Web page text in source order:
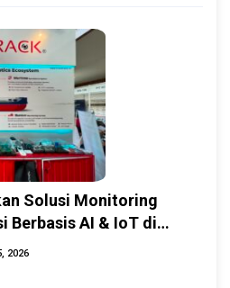
Solusi Monitoring
Berbasis AI & IoT di
Expo (IMOX)
2026